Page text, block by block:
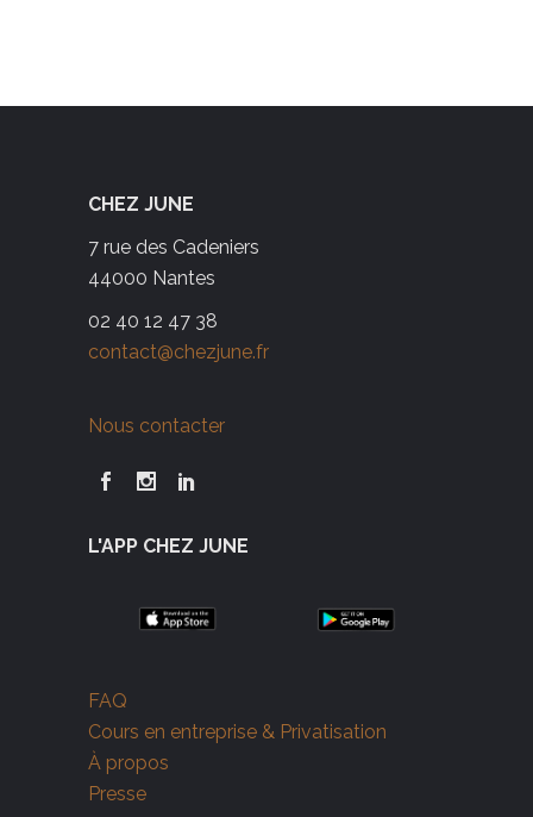
CHEZ JUNE
7 rue des Cadeniers
44000 Nantes
02 40 12 47 38
contact@chezjune.fr
Nous contacter
L'APP CHEZ JUNE
FAQ
Cours en entreprise & Privatisation
À propos
Presse